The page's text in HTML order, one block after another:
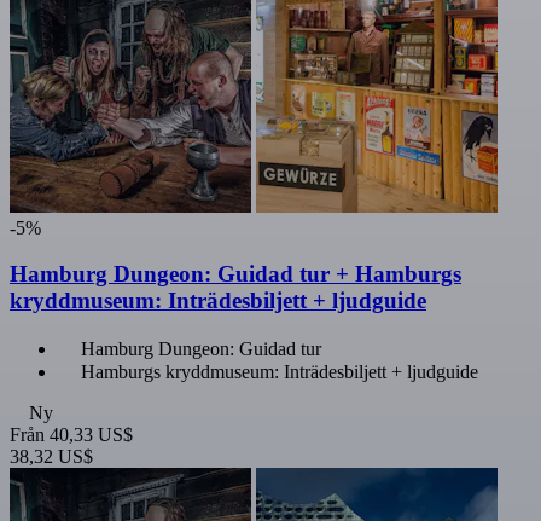
-5%
Hamburg Dungeon: Guidad tur + Hamburgs
kryddmuseum: Inträdesbiljett + ljudguide
Hamburg Dungeon: Guidad tur
Hamburgs kryddmuseum: Inträdesbiljett + ljudguide
Ny
Från 40,33 US$
38,32 US$